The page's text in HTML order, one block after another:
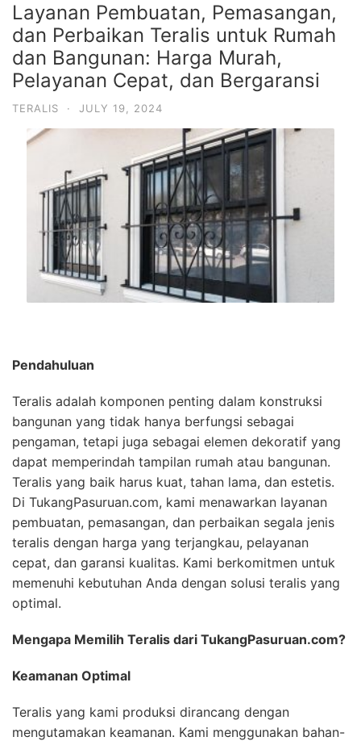
Layanan Pembuatan, Pemasangan,
dan Perbaikan Teralis untuk Rumah
dan Bangunan: Harga Murah,
Pelayanan Cepat, dan Bergaransi
TERALIS · JULY 19, 2024
Pendahuluan
Teralis adalah komponen penting dalam konstruksi
bangunan yang tidak hanya berfungsi sebagai
pengaman, tetapi juga sebagai elemen dekoratif yang
dapat memperindah tampilan rumah atau bangunan.
Teralis yang baik harus kuat, tahan lama, dan estetis.
Di TukangPasuruan.com, kami menawarkan layanan
pembuatan, pemasangan, dan perbaikan segala jenis
teralis dengan harga yang terjangkau, pelayanan
cepat, dan garansi kualitas. Kami berkomitmen untuk
memenuhi kebutuhan Anda dengan solusi teralis yang
optimal.
Mengapa Memilih Teralis dari TukangPasuruan.com?
Keamanan Optimal
Teralis yang kami produksi dirancang dengan
mengutamakan keamanan. Kami menggunakan bahan-